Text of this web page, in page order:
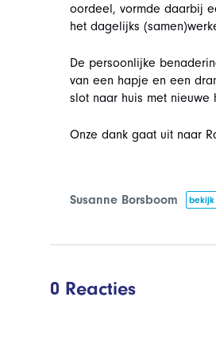
oordeel, vormde daarbij
het dagelijks
De persoonlijke
van een hapje en een
slot naar huis met nieuwe
Onze dank gaat uit naar
Susanne Borsboom
0 Reacties